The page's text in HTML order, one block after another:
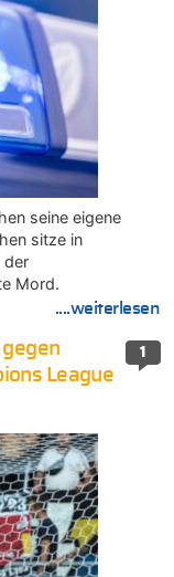
seine eigene
sitze in
der
Mord.
....weiterlesen
1
League